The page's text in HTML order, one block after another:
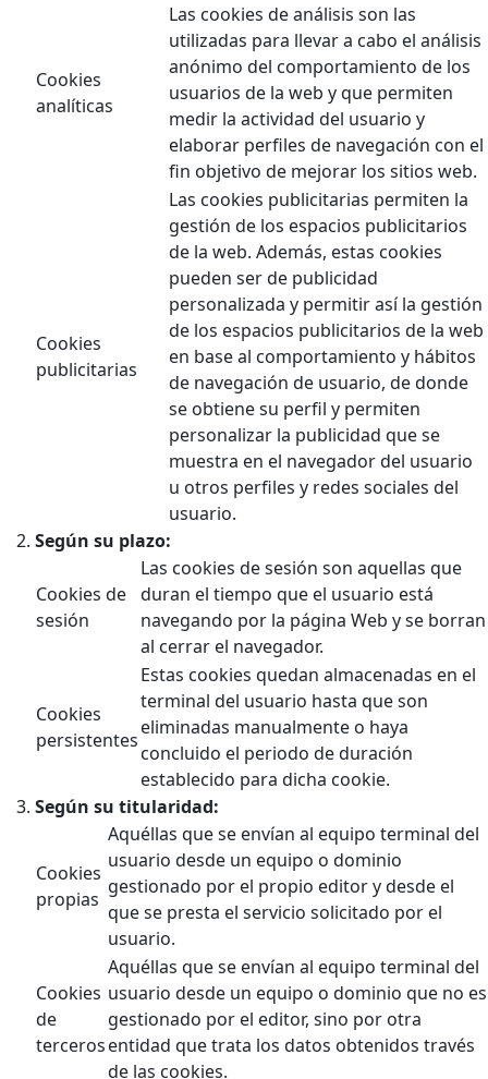
Cookies
analíticas
Las cookies de análisis son las
utilizadas para llevar a cabo el análisis
anónimo del comportamiento de los
usuarios de la web y que permiten
medir la actividad del usuario y
elaborar perfiles de navegación con el
fin objetivo de mejorar los sitios web.
Cookies
publicitarias
Las cookies publicitarias permiten la
gestión de los espacios publicitarios
de la web. Además, estas cookies
pueden ser de publicidad
personalizada y permitir así la gestión
de los espacios publicitarios de la web
en base al comportamiento y hábitos
de navegación de usuario, de donde
se obtiene su perfil y permiten
personalizar la publicidad que se
muestra en el navegador del usuario
u otros perfiles y redes sociales del
usuario.
Según su plazo:
Cookies de
sesión
Las cookies de sesión son aquellas que
duran el tiempo que el usuario está
navegando por la página Web y se borran
al cerrar el navegador.
Cookies
persistentes
Estas cookies quedan almacenadas en el
terminal del usuario hasta que son
eliminadas manualmente o haya
concluido el periodo de duración
establecido para dicha cookie.
Según su titularidad:
Cookies
propias
Aquéllas que se envían al equipo terminal del
usuario desde un equipo o dominio
gestionado por el propio editor y desde el
que se presta el servicio solicitado por el
usuario.
Cookies
de
terceros
Aquéllas que se envían al equipo terminal del
usuario desde un equipo o dominio que no es
gestionado por el editor, sino por otra
entidad que trata los datos obtenidos través
de las cookies.